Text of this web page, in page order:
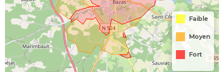
Faible
Moyen
Fort